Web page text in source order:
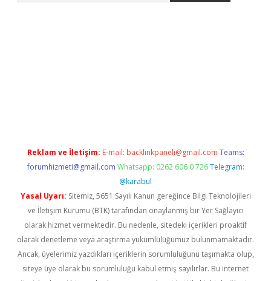
Reklam ve İletişim: E-mail: backlinkpaneli@gmail.com Teams:
forumhizmeti@gmail.com Whatsapp: 0262 606 0 726 Telegram:
@karabul
Yasal Uyarı: Sitemiz, 5651 Sayılı Kanun gereğince Bilgi Teknolojileri
ve İletişim Kurumu (BTK) tarafından onaylanmış bir Yer Sağlayıcı
olarak hizmet vermektedir. Bu nedenle, sitedeki içerikleri proaktif
olarak denetleme veya araştırma yükümlülüğümüz bulunmamaktadır.
Ancak, üyelerimiz yazdıkları içeriklerin sorumluluğunu taşımakta olup,
siteye üye olarak bu sorumluluğu kabul etmiş sayılırlar. Bu internet